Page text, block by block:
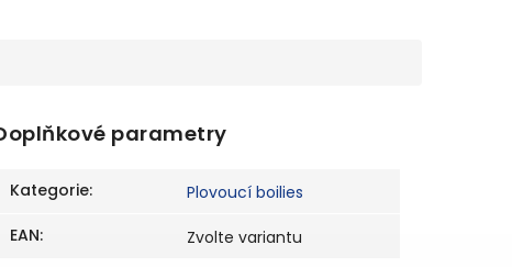
parametry
Kategorie:
Plovoucí boilies
EAN: Zvolte variantu